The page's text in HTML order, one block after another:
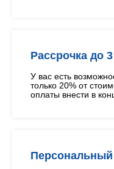
Рассрочка до
У вас есть
только 20% от
оплаты внести в
Персональный